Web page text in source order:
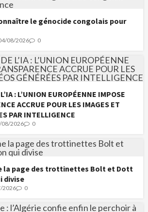
le génocide congolais pour
08/2026 0
: L’UNION EUROPÉENNE IMPOSE
ACCRUE POUR LES IMAGES ET
PAR INTELLIGENCE
08/2026 0
la page des trottinettes Bolt et Dott
divise
2026 0